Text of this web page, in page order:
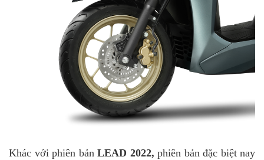
Khác với phiên bản LEAD 2022, phiên bản đặc biệt nay